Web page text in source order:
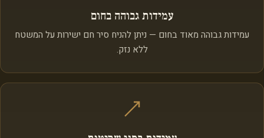
עמידות גבוהה בחום
עמידות גבוהה מאוד בחום — ניתן להניח סיר חם ישירות על המשטח
ללא נזק.